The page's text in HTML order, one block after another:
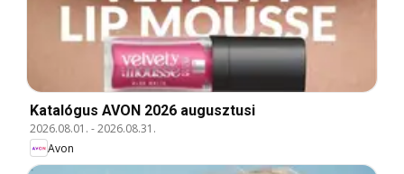
Katalógus AVON 2026 augusztusi
2026.08.01. -2026.08.31.
Avon